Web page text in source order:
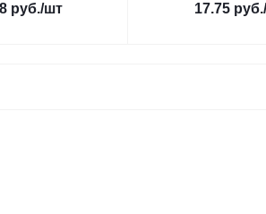
руб./шт 17.75руб.